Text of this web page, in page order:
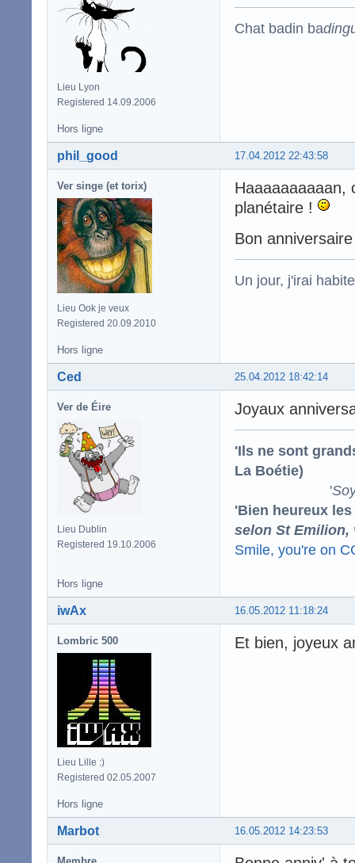
Lieu Lyon
Registered 14.09.2006
Chat badin ba
Hors ligne
17.04.2012 22:43:58
phil_good
Ver singe (et torix)
Lieu Ook je veux
Registered 20.09.2010
Haaaaaaaaaan,
planétaire !
Bon
Un jour, j'irai
Hors ligne
25.04.2012 18:42:14
Ced
Ver de Éire
Lieu Dublin
Registered 19.10.2006
Joyaux
'Ils ne sont
La Boétie)
'
'Bien heureux
selon St Emilion,
Smile, you're on
Hors ligne
16.05.2012 11:18:24
iwAx
Lombric 500
Lieu Lille :)
Registered 02.05.2007
Et bien, joyeux
Hors ligne
16.05.2012 14:23:53
Marbot